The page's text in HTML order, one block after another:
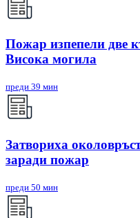
Пожар изпепели две
Висока могила
преди 39 мин
Затвориха
заради пожар
преди 50 мин